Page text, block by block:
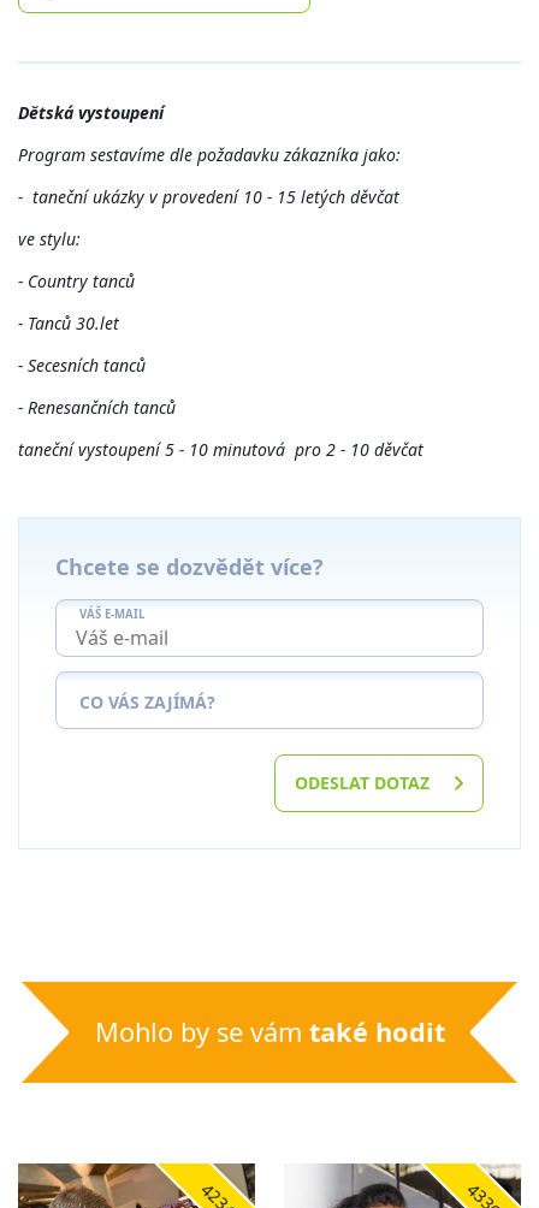
Dětská vystoupení
Program sestavíme dle požadavku zákazníka jako:
- taneční ukázky v provedení 10 - 15 letých děvčat
ve stylu:
- Country tanců
- Tanců 30.let
- Secesních tanců
- Renesančních tanců
taneční vystoupení 5 - 10 minutová pro 2 - 10 děvčat
Chcete se dozvědět více?
VÁŠ E-MAIL
CO VÁS ZAJÍMÁ?
ODESLAT DOTAZ
Mohlo by se vám také hodit